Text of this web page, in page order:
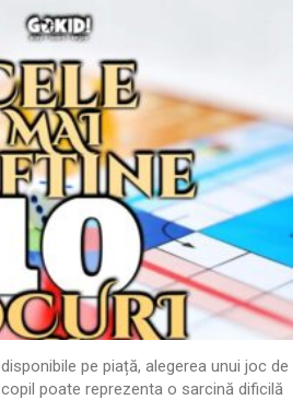
pe piață, alegerea unui joc de
poate reprezenta o sarcină dificilă